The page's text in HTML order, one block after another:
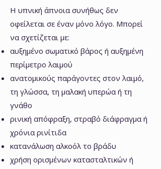
Η υπνική άπνοια συνήθως δεν
οφείλεται σε έναν μόνο λόγο. Μπορεί
να σχετίζεται με:
αυξημένο σωματικό βάρος ή αυξημένη
περίμετρο λαιμού
ανατομικούς παράγοντες στον λαιμό,
τη γλώσσα, τη μαλακή υπερώα ή τη
γνάθο
ρινική απόφραξη, στραβό διάφραγμα ή
χρόνια ρινίτιδα
κατανάλωση αλκοόλ το βράδυ
χρήση ορισμένων κατασταλτικών ή